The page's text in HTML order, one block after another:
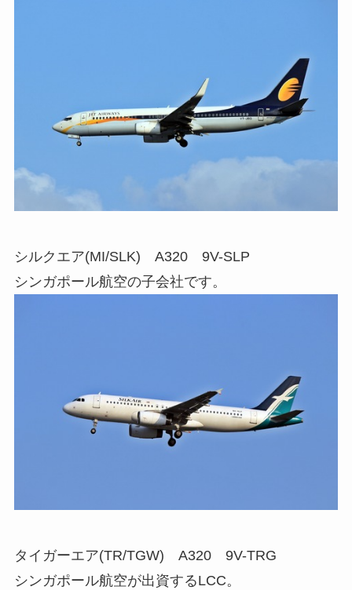
シルクエア(MI/SLK) A320 9V-SLP
シンガポール航空の子会社です。
タイガーエア(TR/TGW) A320 9V-TRG
シンガポール航空が出資するLCC。